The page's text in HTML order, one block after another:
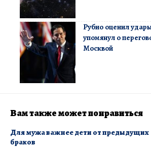
Рубио оценил
упомянул о
Москвой
Вам также может понравиться
Для мужа важнее дети от предыдущих
браков